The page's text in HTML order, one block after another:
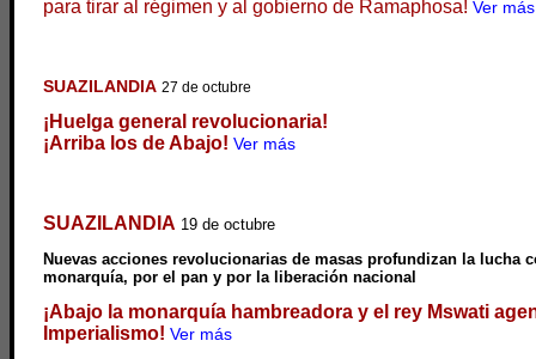
para tirar al régimen y al gobierno de Ramaphosa! Ver más
SUAZILANDIA 27 de octubre
¡Huelga general revolucionaria!
¡Arriba los de Abajo! Ver más
SUAZILANDIA 19 de octubre
Nuevas acciones revolucionarias de masas profundizan la lucha
monarquía, por el pan y por la liberación nacional
¡Abajo la monarquía hambreadora y el rey Mswati
Imperialismo! Ver más